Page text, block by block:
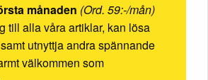
månaden (Ord. 59:-/mån)
till alla våra artiklar, kan lösa
utnyttja andra spännande
välkommen som